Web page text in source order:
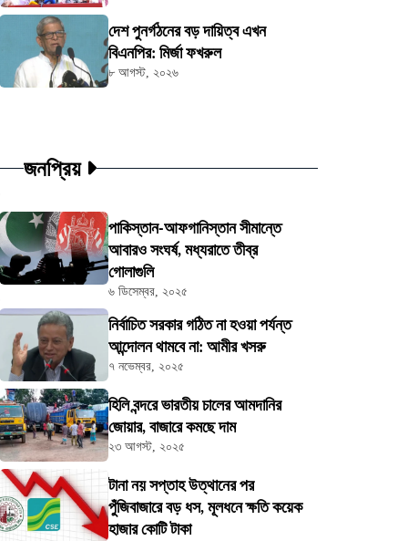
দেশ পুনর্গঠনের বড় দায়িত্ব এখন
বিএনপির: মির্জা ফখরুল
৮ আগস্ট, ২০২৬
জনপ্রিয়
পাকিস্তান-আফগানিস্তান সীমান্তে
আবারও সংঘর্ষ, মধ্যরাতে তীব্র
গোলাগুলি
৬ ডিসেম্বর, ২০২৫
নির্বাচিত সরকার গঠিত না হওয়া পর্যন্ত
আন্দোলন থামবে না: আমীর খসরু
৭ নভেম্বর, ২০২৫
হিলি বন্দরে ভারতীয় চালের আমদানির
জোয়ার, বাজারে কমছে দাম
২৩ আগস্ট, ২০২৫
টানা নয় সপ্তাহ উত্থানের পর
পুঁজিবাজারে বড় ধস, মূলধনে ক্ষতি কয়েক
হাজার কোটি টাকা